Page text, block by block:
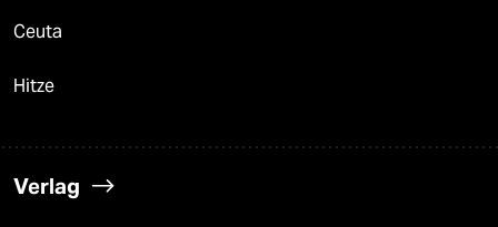
Ceuta
Hitze
Verlag